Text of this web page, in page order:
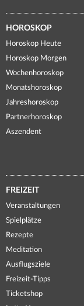
HOROSKOP
Horoskop Heute
Horoskop Morgen
Wochenhoroskop
Monatshoroskop
Jahreshoroskop
Partnerhoroskop
Aszendent
FREIZEIT
Veranstaltungen
Spielplätze
Rezepte
Meditation
Ausflugsziele
Freizeit-Tipps
Ticketshop